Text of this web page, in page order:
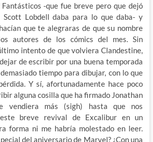
-que fue breve pero que dejó
Scott Lobdell daba para lo que daba- y
que te alegraras de que su nombre
autores de los cómics del mes. Sin
intento de que volviera Clandestine,
de escribir por una buena temporada
tiempo para dibujar, con lo que
Y sí, afortunadamente hace poco
alguna cosilla que ha firmado Jonathan
vendiera más (sigh) hasta que nos
breve revival de Excalibur en un
forma ni me habría molestado en leer.
del aniversario de Marvel? ¿Con una